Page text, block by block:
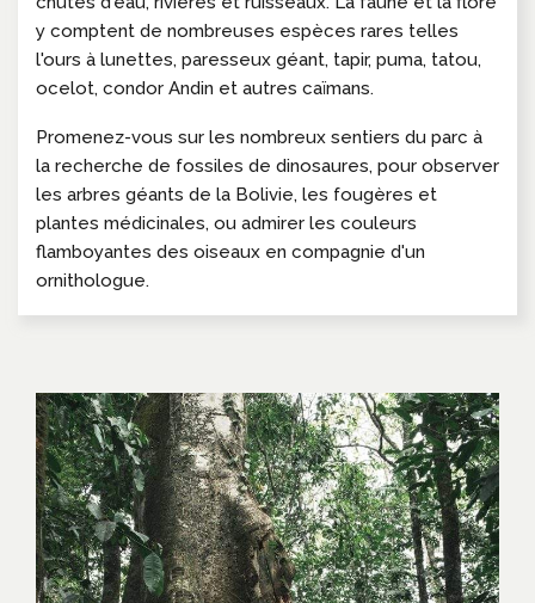
y comptent de nombreuses espèces rares telles
l'ours à lunettes, paresseux géant, tapir, puma, tatou,
ocelot, condor Andin et autres caïmans.
Promenez-vous sur les nombreux sentiers du parc à
la recherche de fossiles de dinosaures, pour observer
les arbres géants de la Bolivie, les fougères et
plantes médicinales, ou admirer les couleurs
flamboyantes des oiseaux en compagnie d'un
ornithologue.